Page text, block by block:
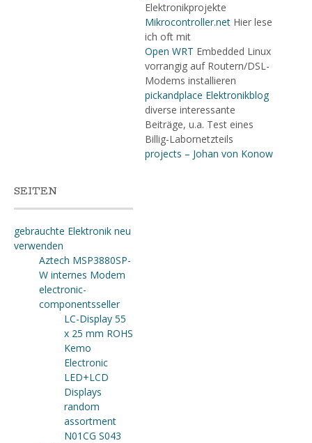
Elektronikprojekte
Mikrocontroller.netHier lese
ich oft mit
Open WRT Embedded Linux
vorrangig auf Routern/DSL-
Modems installieren
pickandplace Elektronikblog
diverse interessante
Beiträge, u.a. Test eines
Billig-Labornetzteils
projects – Johan von Konow
SEITEN
gebrauchte Elektronik neu
verwenden
Aztech MSP3880SP-
W internes Modem
electronic-
componentsseller
LC-Display 55
x 25 mm ROHS
Kemo
Electronic
LED+LCD
Displays
random
assortment
N01CG S043